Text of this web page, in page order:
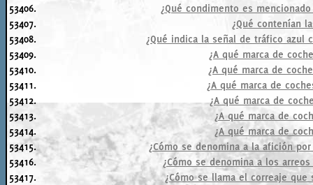
53406.
¿Qué condimento es
53407.
¿Qué contenían
53408.
¿Qué indica la señal de tráfico azul
53409.
¿A qué marca de
53410.
¿A qué marca de
53411.
¿A qué marca de
53412.
¿A qué marca de
53413.
¿A qué marca de
53414.
¿A qué marca de
53415.
¿Cómo se denomina a la afición
53416.
¿Cómo se denomina a los
53417.
¿Cómo se llama el correaje